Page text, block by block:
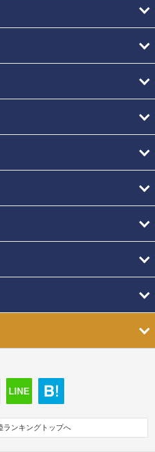
ランキングトップへ